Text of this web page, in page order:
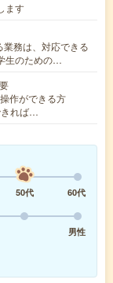
ます
務は、対応できる
生のための…
作ができる方
きれば…
50代
60代
男性